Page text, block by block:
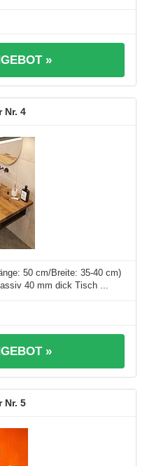
»
4
50 cm/Breite: 35-40 cm)
40 mm dick Tisch ...
»
5